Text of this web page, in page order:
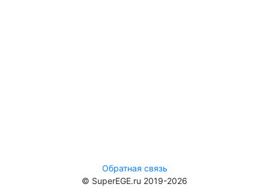
Обратная связь
© SuperEGE.ru 2019-2026